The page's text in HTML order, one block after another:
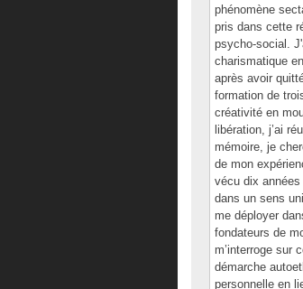
phénomène
pris dans cette
psycho-social.
charismatique
après avoir
formation de
créativité en
libération, j’ai
mémoire, je
de mon
vécu dix années
dans un sens
me déployer
fondateurs de
m’interroge sur
démarche
personnelle en